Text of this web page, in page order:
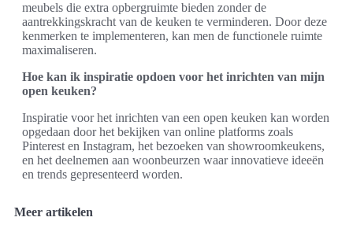
meubels die extra opbergruimte bieden zonder de
aantrekkingskracht van de keuken te verminderen. Door deze
kenmerken te implementeren, kan men de functionele ruimte
maximaliseren.
Hoe kan ik inspiratie opdoen voor het inrichten van mijn
open keuken?
Inspiratie voor het inrichten van een open keuken kan worden
opgedaan door het bekijken van online platforms zoals
Pinterest en Instagram, het bezoeken van showroomkeukens,
en het deelnemen aan woonbeurzen waar innovatieve ideeën
en trends gepresenteerd worden.
Meer artikelen